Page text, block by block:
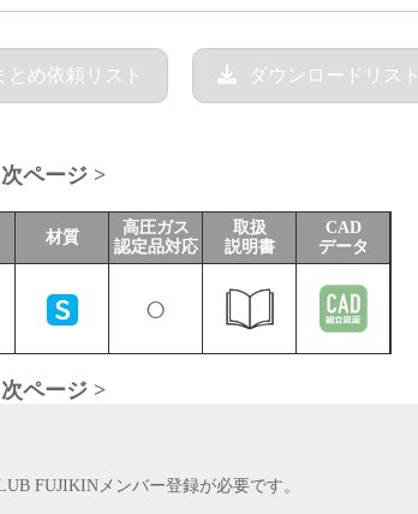
とめ依頼リスト ダウンロードリスト
次ページ >
材質
高圧ガス
認定品対応
取扱
説明書
CAD
データ
○
次ページ >
FUJIKINメンバー登録が必要です。